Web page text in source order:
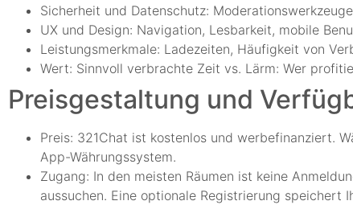
Sicherheit und Datenschutz:
UX und Design: Navigation, Lesbarkeit, mobile
Leistungsmerkmale: Ladezeiten, Häufigkeit von
Wert: Sinnvoll verbrachte Zeit vs. Lärm: Wer
Preisgestaltung und
Preis: 321Chat ist kostenlos und werbefinanziert.
App-Währungssystem.
Zugang: In den meisten Räumen ist keine
aussuchen. Eine optionale Registrierung speichert